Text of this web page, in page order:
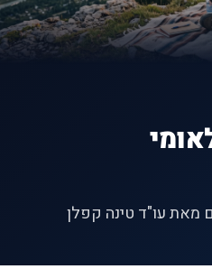
מאת עו"ד טינה קפלן